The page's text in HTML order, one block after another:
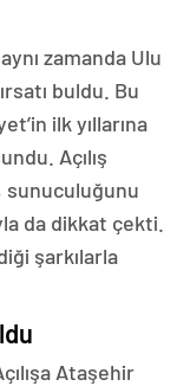
zamanda Ulu
buldu. Bu
ilk yıllarına
Açılış
sunuculuğunu
da dikkat çekti.
şarkılarla
Ataşehir